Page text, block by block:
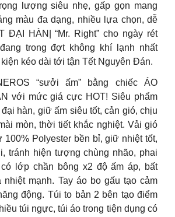
lượng siêu nhẹ, gấp gọn mang
màu đa dạng, nhiều lựa chọn, dễ
ĐẠI HÀN| “Mr. Right” cho ngày rét
trong đợt không khí lạnh nhất
kéo dài tới tận Tết Nguyên Đán.
“sưởi ấm” bằng chiếc ÁO
với mức giá cực HOT! Siêu phẩm
đại hàn, giữ ấm siêu tốt, cản gió, chịu
mòn, thời tiết khắc nghiệt. Vải gió
100% Polyester bền bỉ, giữ nhiệt tốt,
tránh hiện tượng chùng nhão, phai
có lớp chần bông x2 độ ấm áp, bất
mạnh. Tay áo bo gấu tạo cảm
động. Túi to bản 2 bên tạo điểm
túi ngực, túi áo trong tiện dụng có